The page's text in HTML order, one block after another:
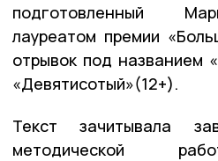
подготовленный
лауреатом премии
отрывок под названием
«Девятисотый»(12+).
Текст зачитывала
методической